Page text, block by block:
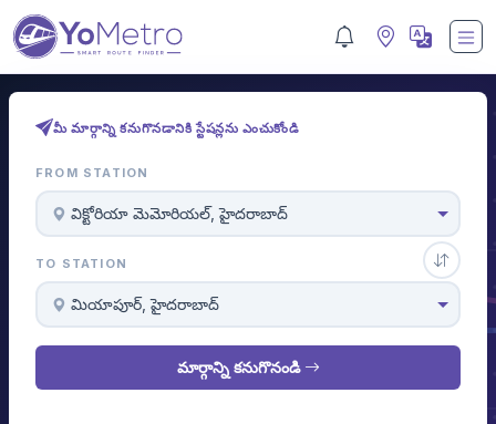
మీ మార్గాన్ని కనుగొనడానికి స్టేషన్లను ఎంచుకోండి
FROM STATION
విక్టోరియా మెమోరియల్, హైదరాబాద్
TO STATION
మియాపూర్, హైదరాబాద్
మార్గాన్ని కనుగొనండి